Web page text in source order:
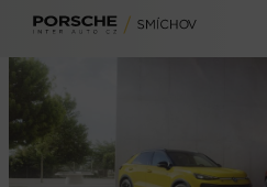
Volkswagen
Akční vozy